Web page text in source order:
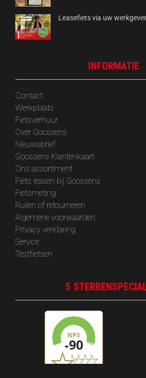
Leasefiets via uw
INFORMATIE
Contact
Werkplaats
Fietsverhuur
Over Goossens
‎Nieuwsbrief
Goossens Klantenkaart
Ons assortiment
Fiets leasen bij Goossens
Fietsmeting
Ruilen of retourneren
Algemene voorwaarden
Privacy verklaring
Service
Testfietsen
5